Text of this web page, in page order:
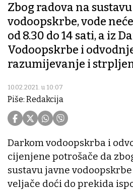
Zbog radova na
vodoopskrbe, vode
od 8.30 do 14 sati, a iz
Vodoopskrbe i
razumijevanje i
10.02.2021. u 10:07
Piše: Redakcija
Darkom vodoopskrba i
cijenjene potrošače da
sustavu javne vodoopskrbe
veljače doći do prekida